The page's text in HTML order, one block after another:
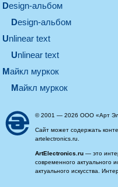
design-альбом
design-альбом
unlinear text
Unlinear text
майкл муркок
майкл муркок
© 2001 — 2026 ООО «Арт
Сайт может содержать
artelectronics.ru.
ArtElectronics.ru — это
современного актуального
актуального искусства.